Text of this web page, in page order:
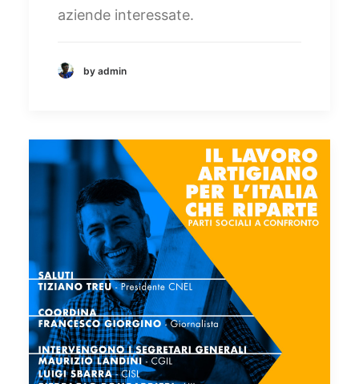
aziende interessate.
by admin